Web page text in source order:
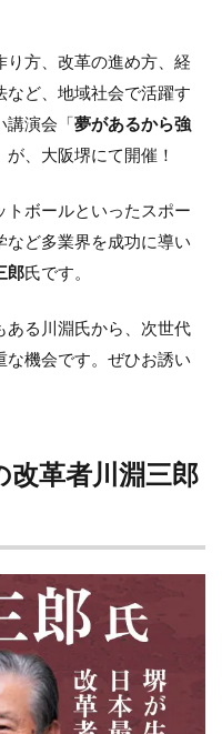
り方、改革の進め方、経
ど、地域社会で活躍す
講演会「夢があるから強
が、大阪堺にて開催！
ボールといったスポー
など多業界を成功に導い
郎氏です。
ある川淵氏から、次世代
な機会です。ぜひお誘い
改革者川淵三郎